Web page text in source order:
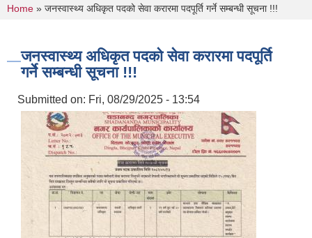
You are here
Home » जनस्वास्थ्य अधिकृत पदको सेवा करारमा पदपूर्ति गर्ने सम्बन्धी सूचना !!!
जनस्वास्थ्य अधिकृत पदको सेवा करारमा पदपूर्ति
गर्ने सम्बन्धी सूचना !!!
Submitted on: Fri, 08/29/2025 - 13:54